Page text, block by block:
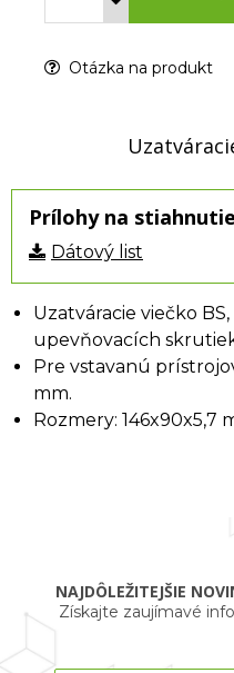
Otázka na produkt
Prílohy na stiahnutie
Dátový list
Uzatváracie viečko
upevňovacích
Pre vstavanú
mm.
Rozmery: 146x90x5,7
NAJDÔLEŽITEJŠIE
Získajte zaujímavé